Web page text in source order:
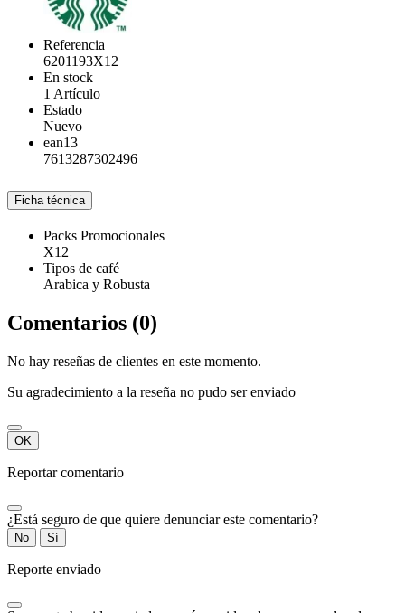
Referencia
6201193X12
En stock
1 Artículo
Estado
Nuevo
ean13
7613287302496
Ficha técnica
Packs Promocionales
X12
Tipos de café
Arabica y Robusta
Comentarios (0)
No hay reseñas de clientes en este momento.
Su agradecimiento a la reseña no pudo ser enviado
OK
Reportar comentario
¿Está seguro de que quiere denunciar este comentario?
No Sí
Reporte enviado